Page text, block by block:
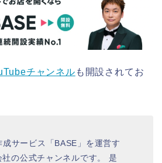
チャンネル も開設されてお
サービス「BASE」を運営す
の公式チャンネルです。 是